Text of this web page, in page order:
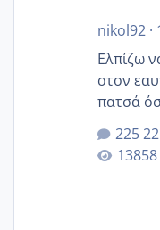
nikol92·
Ελπίζω
στον
πατσά